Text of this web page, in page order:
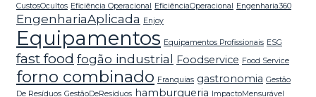
CustosOcultos Eficiência Operacional EficiênciaOperacional Engenharia360
EngenhariaAplicada Enjoy
Equipamentos Equipamentos Profissionais ESG
fast food fogão industrial Foodservice Food Service
forno combinado Franquias gastronomia Gestão
De Resíduos GestãoDeResíduos hamburgueria ImpactoMensurável